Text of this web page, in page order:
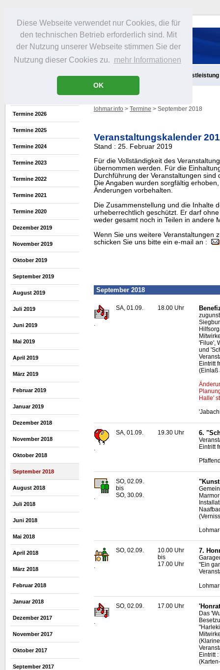
Diese Webseite verwendet nur Cookies, die für
den technischen Betrieb erforderlich sind. Mit
der Nutzung unserer Webseite stimmen Sie der
Nutzung dieser Cookies zu. mehr Informationen
OK
Infos Freizeit Gastronomie Dienstleistung
Termine 2026
Termine 2025
Termine 2024
Termine 2023
Termine 2022
Termine 2021
Termine 2020
Dezember 2019
November 2019
Oktober 2019
September 2019
August 2019
Juli 2019
Juni 2019
Mai 2019
April 2019
März 2019
Februar 2019
Januar 2019
Dezember 2018
November 2018
Oktober 2018
September 2018
August 2018
Juli 2018
Juni 2018
Mai 2018
April 2018
März 2018
Februar 2018
Januar 2018
Dezember 2017
November 2017
Oktober 2017
September 2017
lohmar.info > Termine > September 2018
Veranstaltungskalender
Stand : 25. Februar 2019
Für die Vollständigkeit des
übernommen werden. Für die
Durchführung der Veranstaltungen sind
Die Angaben wurden sorgfältig
Änderungen vorbehalten.
Die Zusammenstellung und die Inhalte
urheberrechtlich geschützt. Er darf
weder gesamt noch in Teilen in andere
Wenn Sie uns weitere Veranstaltungen
schicken Sie uns bitte ein e-mail an :
September 2018
.
SA, 01.09. 18.00 Uhr
'Filue',
und
Eintritt
(Einlaß
Halle'
SA, 01.09. 19.30 Uhr 6.
Eintritt
SO, 02.09.
bis
SO, 30.09.
.
SO, 02.09.
10.00 Uhr
bis
17.00 Uhr
7.
"Ein
.
SO, 02.09. 17.00 Uhr
Das
Eintritt